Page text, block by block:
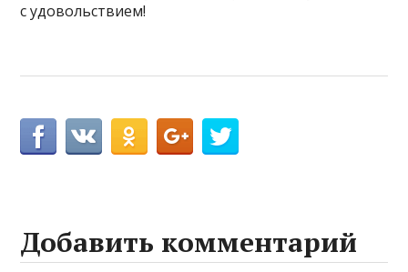
с удовольствием!
Добавить комментарий